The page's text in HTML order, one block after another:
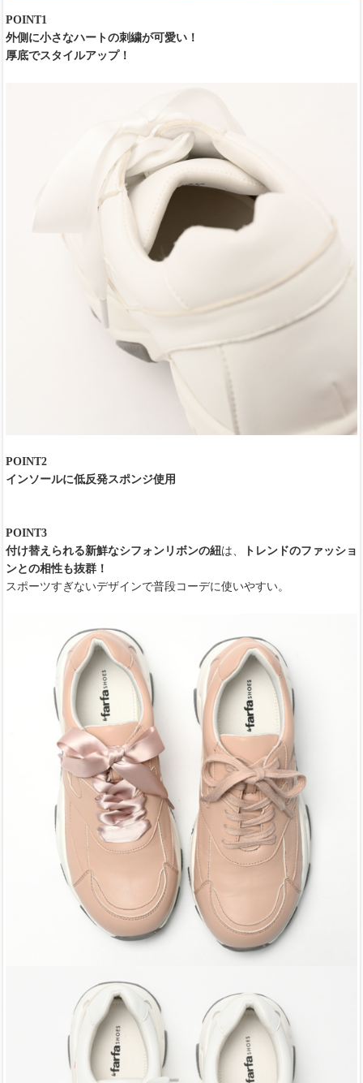
POINT1
外側に小さなハートの刺繍が可愛い！
厚底でスタイルアップ！
POINT2
インソールに低反発スポンジ使用
POINT3
付け替えられる新鮮なシフォンリボンの紐は、
トレンドのファッショ
ンとの相性も抜群！
スポーツすぎないデザインで普段コーデに使いやすい。